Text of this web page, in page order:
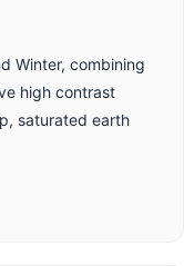
Winter, combining
high contrast
saturated earth